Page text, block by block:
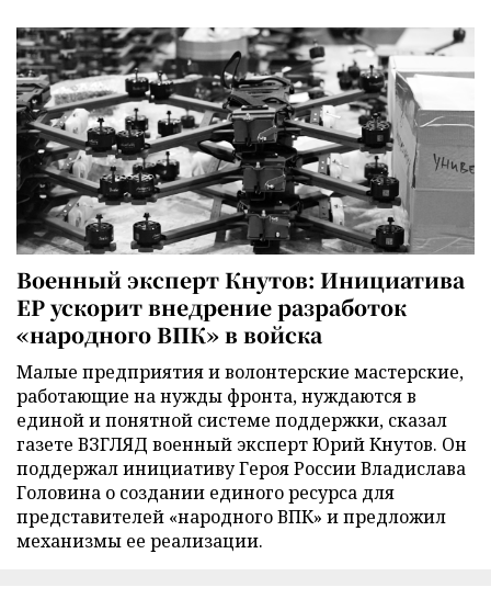
Военный эксперт Кнутов: Инициатива
ЕР ускорит внедрение разработок
«народного ВПК» в войска
Малые предприятия и волонтерские мастерские,
работающие на нужды фронта, нуждаются в
единой и понятной системе поддержки, сказал
газете ВЗГЛЯД военный эксперт Юрий Кнутов. Он
поддержал инициативу Героя России Владислава
Головина о создании единого ресурса для
представителей «народного ВПК» и предложил
механизмы ее реализации.